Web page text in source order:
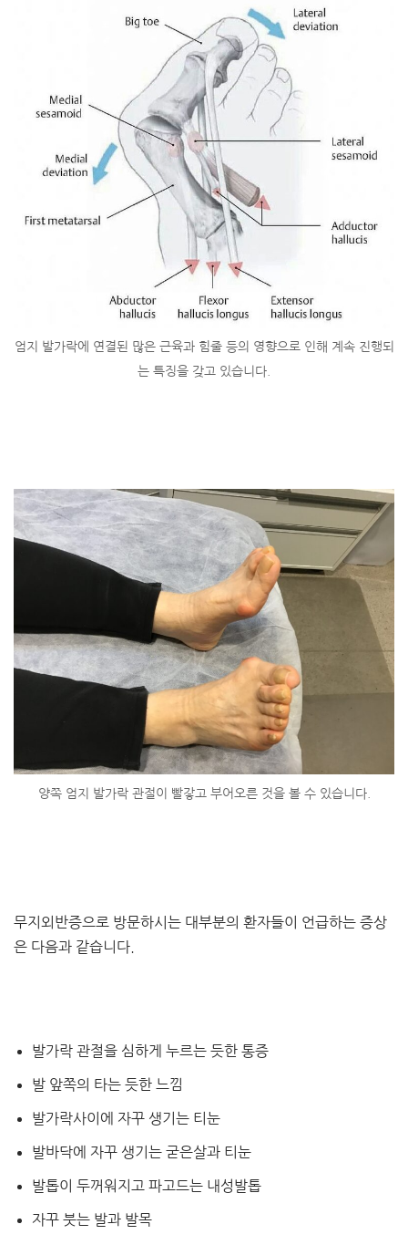
엄지 발가락에 연결된 많은 근육과 힘줄 등의 영향으로 인해 계속 진행되
는 특징을 갖고 있습니다.
양쪽 엄지 발가락 관절이 빨갛고 부어오른 것을 볼 수 있습니다.
무지외반증으로 방문하시는 대부분의 환자들이 언급하는 증상
은 다음과 같습니다.
발가락 관절을 심하게 누르는 듯한 통증
발 앞쪽의 타는 듯한 느낌
발가락사이에 자꾸 생기는 티눈
발바닥에 자꾸 생기는 굳은살과 티눈
발톱이 두꺼워지고 파고드는 내성발톱
자꾸 붓는 발과 발목